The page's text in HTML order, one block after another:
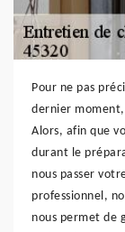
Pour ne pas
dernier
Alors, afin que
durant le
nous passer
professionnel,
nous permet de